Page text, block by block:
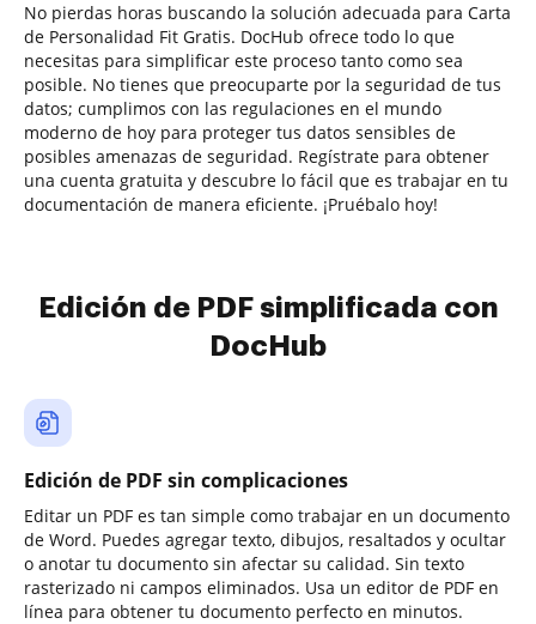
No pierdas horas buscando la solución adecuada para Carta
de Personalidad Fit Gratis. DocHub ofrece todo lo que
necesitas para simplificar este proceso tanto como sea
posible. No tienes que preocuparte por la seguridad de tus
datos; cumplimos con las regulaciones en el mundo
moderno de hoy para proteger tus datos sensibles de
posibles amenazas de seguridad. Regístrate para obtener
una cuenta gratuita y descubre lo fácil que es trabajar en tu
documentación de manera eficiente. ¡Pruébalo hoy!
Edición de PDF simplificada con
DocHub
Edición de PDF sin complicaciones
Editar un PDF es tan simple como trabajar en un documento
de Word. Puedes agregar texto, dibujos, resaltados y ocultar
o anotar tu documento sin afectar su calidad. Sin texto
rasterizado ni campos eliminados. Usa un editor de PDF en
línea para obtener tu documento perfecto en minutos.